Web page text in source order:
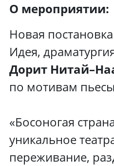
О мероприятии:
Новая
Идея,
Дорит
по мотивам пьесы
«Босоногая
уникальное
переживание,